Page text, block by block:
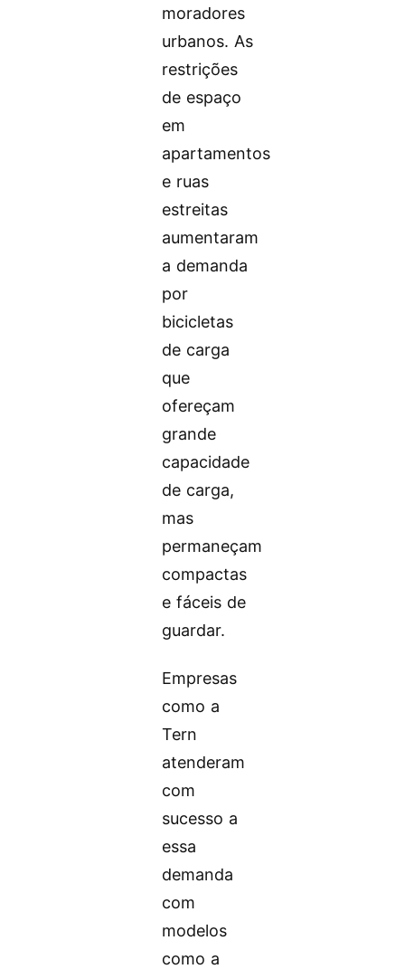
moradores
urbanos. As
restrições
de espaço
em
apartamentos
e ruas
estreitas
aumentaram
a demanda
por
bicicletas
de carga
que
ofereçam
grande
capacidade
de carga,
mas
permaneçam
compactas
e fáceis de
guardar.
Empresas
como a
Tern
atenderam
com
sucesso a
essa
demanda
com
modelos
como a